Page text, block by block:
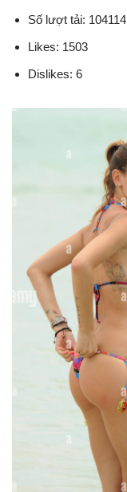
Số lượt tải: 104114
Likes: 1503
Dislikes: 6